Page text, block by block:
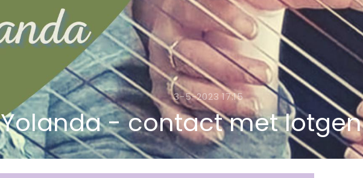
3-5-2023 17:15
Yolanda - contact met